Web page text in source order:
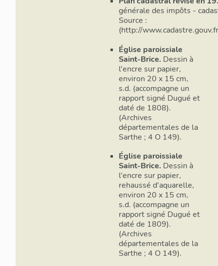
générale des impôts -
Source :
(http://
Église paroissiale
Saint-Brice. Dessin à
l'encre sur papier,
environ 20 x 15 cm,
s.d. (accompagne un
rapport signé Dugué et
daté de 1808).
(Archives
départementales de la
Sarthe ; 4 O 149).
Église paroissiale
Saint-Brice. Dessin à
l'encre sur papier,
rehaussé d'aquarelle,
environ 20 x 15 cm,
s.d. (accompagne un
rapport signé Dugué et
daté de 1809).
(Archives
départementales de la
Sarthe ; 4 O 149).